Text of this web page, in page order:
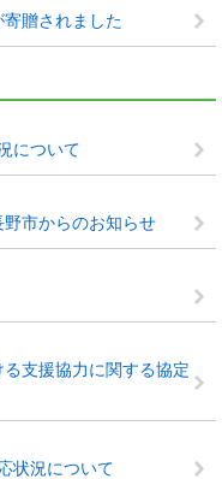
贈されました
について
野市からのお知らせ
支援協力に関する協定
状況について